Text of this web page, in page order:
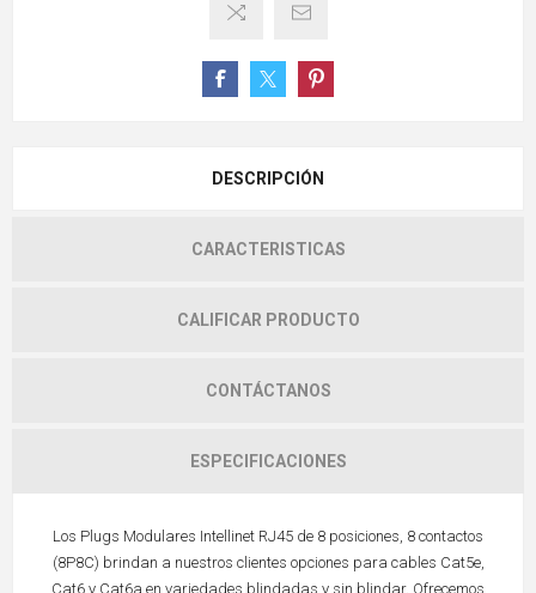
DESCRIPCIÓN
CARACTERISTICAS
CALIFICAR PRODUCTO
CONTÁCTANOS
ESPECIFICACIONES
Los Plugs Modulares Intellinet RJ45 de 8 posiciones, 8 contactos
(8P8C) brindan a nuestros clientes opciones para cables Cat5e,
Cat6 y Cat6a en variedades blindadas y sin blindar. Ofrecemos